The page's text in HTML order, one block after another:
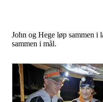
John og Hege løp sammen i
sammen i mål.